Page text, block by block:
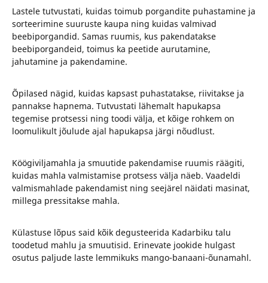
Lastele tutvustati, kuidas toimub porgandite puhastamine ja
sorteerimine suuruste kaupa ning kuidas valmivad
beebiporgandid. Samas ruumis, kus pakendatakse
beebiporgandeid, toimus ka peetide aurutamine,
jahutamine ja pakendamine.
Õpilased nägid, kuidas kapsast puhastatakse, riivitakse ja
pannakse hapnema. Tutvustati lähemalt hapukapsa
tegemise protsessi ning toodi välja, et kõige rohkem on
loomulikult jõulude ajal hapukapsa järgi nõudlust.
Köögiviljamahla ja smuutide pakendamise ruumis räägiti,
kuidas mahla valmistamise protsess välja näeb. Vaadeldi
valmismahlade pakendamist ning seejärel näidati masinat,
millega pressitakse mahla.
Külastuse lõpus said kõik degusteerida Kadarbiku talu
toodetud mahlu ja smuutisid. Erinevate jookide hulgast
osutus paljude laste lemmikuks mango-banaani-õunamahl.